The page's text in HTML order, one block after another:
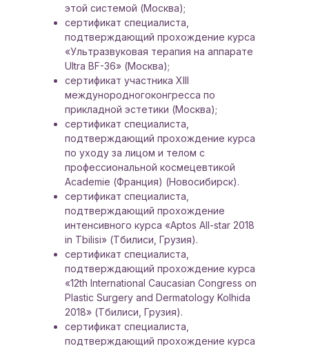
этой системой (Москва);
сертификат специалиста,
подтверждающий прохождение курса
«Ультразвуковая терапия на аппарате
Ultra BF-36» (Москва);
сертификат участника XIII
междунородногоконгресса по
прикладной эстетики (Москва);
сертификат специалиста,
подтверждающий прохождение курса
по уходу за лицом и телом с
профессиональной космецевтикой
Academie (Франция) (Новосибирск).
сертификат специалиста,
подтверждающий прохождение
интенсивного курса «Aptos All-star 2018
in Tbilisi» (Тбилиси, Грузия).
сертификат специалиста,
подтверждающий прохождение курса
«12th International Caucasian Congress on
Plastic Surgery and Dermatology Kolhida
2018» (Тбилиси, Грузия).
сертификат специалиста,
подтверждающий прохождение курса